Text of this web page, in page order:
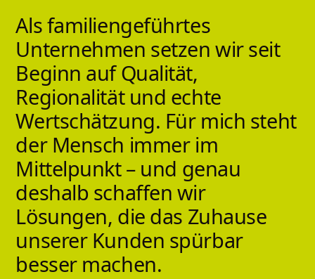
Alsfamiliengeführtes
Unternehmen setzen wirseit
Beginn auf Qualität,
Regionalität und echte
Wertschätzung. Für mich steht
der Mensch immer im
Mittelpunkt– und genau
deshalb schaffen wir
Lösungen, die das Zuhause
unserer Kunden spürbar
besser machen.